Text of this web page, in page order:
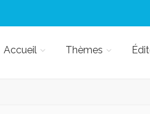
Accueil Thèmes